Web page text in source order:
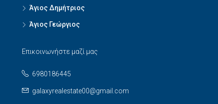
Άγιος Δημήτριος
Άγιος Γεώργιος
Επικοινωνήστε μαζί μας
6980186445
galaxyrealestate00@gmail.com